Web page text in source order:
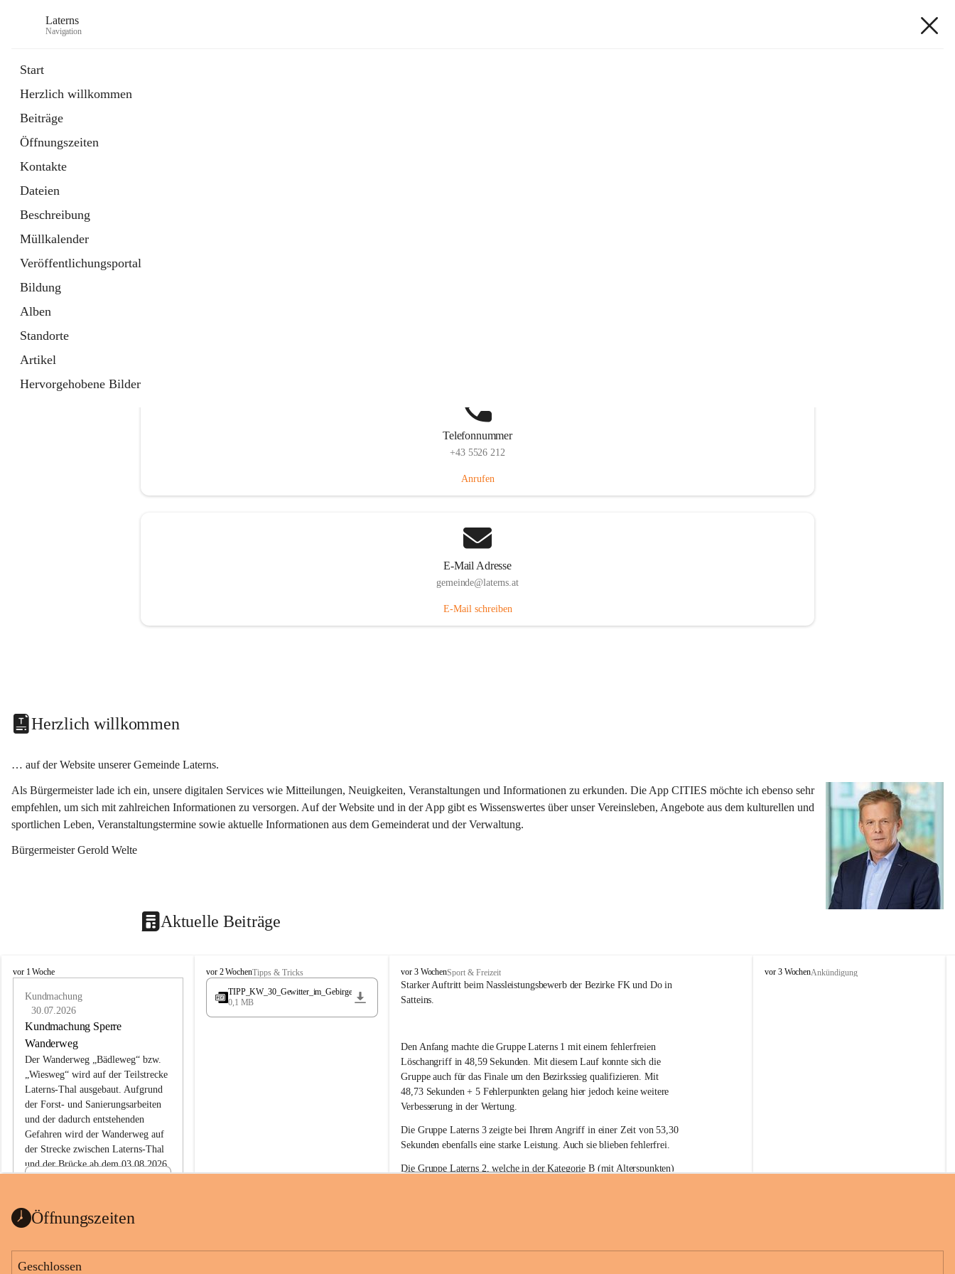
Laterns
Navigation
Start
Herzlich willkommen
Beiträge
Öffnungszeiten
Kontakte
Dateien
Beschreibung
Müllkalender
Veröffentlichungsportal
Bildung
Alben
Standorte
Artikel
Hervorgehobene Bilder
Telefonnummer
+43 5526 212
Anrufen
E-Mail Adresse
gemeinde@laterns.at
E-Mail schreiben
Herzlich willkommen
… auf der Website unserer Gemeinde Laterns.
Als Bürgermeister lade ich ein, unsere digitalen Services wie Mitteilungen, Neuigkeiten, Veranstaltungen und Informationen zu erkunden. Die App CITIES möchte ich ebenso sehr
empfehlen, um sich mit zahlreichen Informationen zu versorgen. Auf der Website und in der App gibt es Wissenswertes über unser Vereinsleben, Angebote aus dem kulturellen und
sportlichen Leben, Veranstaltungstermine sowie aktuelle Informationen aus dem Gemeinderat und der Verwaltung.
Bürgermeister Gerold Welte
Aktuelle Beiträge
L
vor 1 Woche
Kundmachung
30.07.2026
Kundmachung Sperre
Wanderweg
Der Wanderweg „Bädleweg“ bzw.
„Wiesweg“ wird auf der Teilstrecke
Laterns-Thal ausgebaut. Aufgrund
der Forst- und Sanierungsarbeiten
und der dadurch entstehenden
Gefahren wird der Wanderweg auf
der Strecke zwischen Laterns-Thal
und der Brücke ab dem 03.08.2026
ht
1 Seite•0,1 MB
L
a
e
vor 2 WochenTipps & Tricks
TIPP_KW_30_Gewitter_im_Gebirge
0,1 MB
F
r
e
l
l
i
g
e
F
e
u
e
r
w
t
vor 3 WochenSport & Freizeit
Starker Auftritt beim Nassleistungsbewerb der Bezirke FK und Do in
Satteins.
Den Anfang machte die Gruppe Laterns 1 mit einem fehlerfreien
Löschangriff in 48,59 Sekunden. Mit diesem Lauf konnte sich die
Gruppe auch für das Finale um den Bezirkssieg qualifizieren. Mit
48,73 Sekunden + 5 Fehlerpunkten gelang hier jedoch keine weitere
Verbesserung in der Wertung.
Die Gruppe Laterns 3 zeigte bei Ihrem Angriff in einer Zeit von 53,30
Sekunden ebenfalls eine starke Leistung. Auch sie blieben fehlerfrei.
Die Gruppe Laterns 2, welche in der Kategorie B (mit Alterspunkten)
L
vor 3 WochenAnkündigung
Öffnungszeiten
Geschlossen